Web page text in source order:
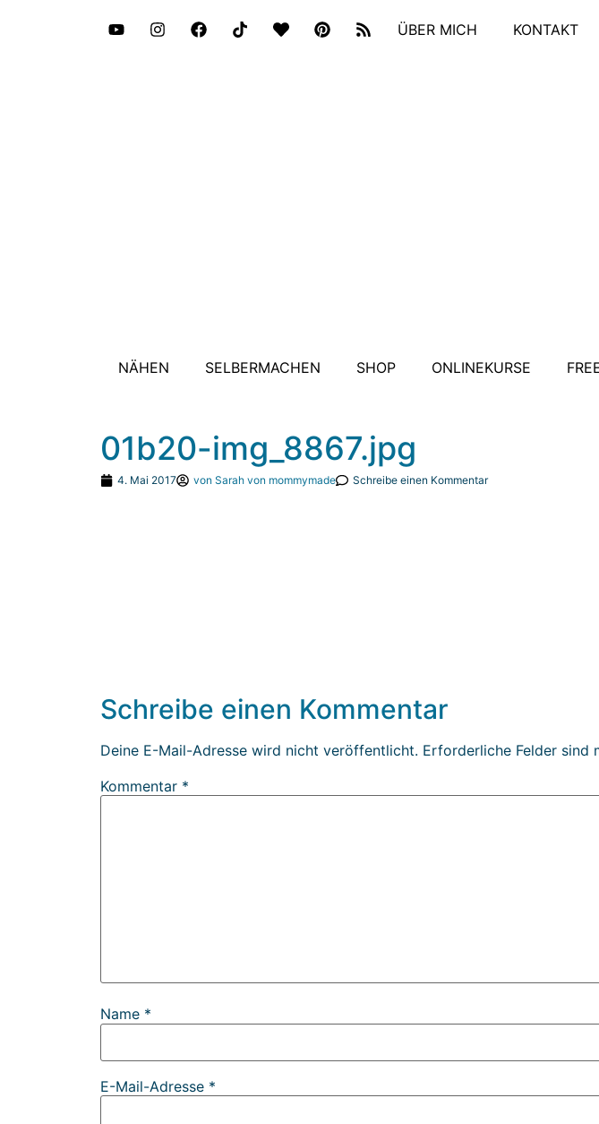
ÜBER MICH KONTAKT
NÄHEN SELBERMACHEN SHOP ONLINEKURSE
01b20-img_8867.jpg
4. Mai 2017 von Sarah von mommymade Schreibe einen Kommentar
Schreibe einen Kommentar
Deine E-Mail-Adresse wird nicht veröffentlicht. Erforderliche Felder sind
Kommentar *
Name *
E-Mail-Adresse *